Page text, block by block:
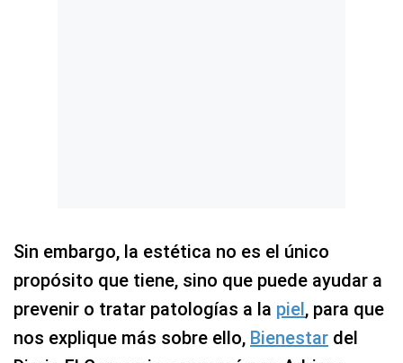
Sin embargo, la estética no es el único
propósito que tiene, sino que puede ayudar a
prevenir o tratar patologías a la piel, para que
nos explique más sobre ello, Bienestar del